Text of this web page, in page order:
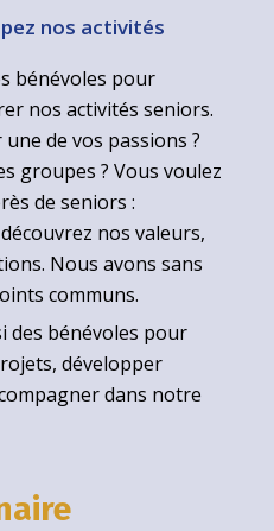
nos activités
bénévoles pour
nos activités seniors.
de vos passions ?
groupes ? Vous voulez
de seniors :
nos valeurs,
Nous avons sans
communs.
des bénévoles pour
développer
dans notre